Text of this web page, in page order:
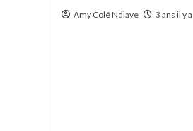
Amy Colé Ndiaye 3 ans il y a